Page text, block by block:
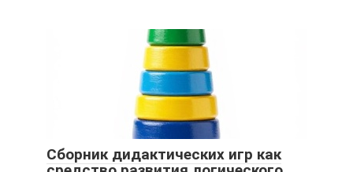
Сборник дидактических игр как